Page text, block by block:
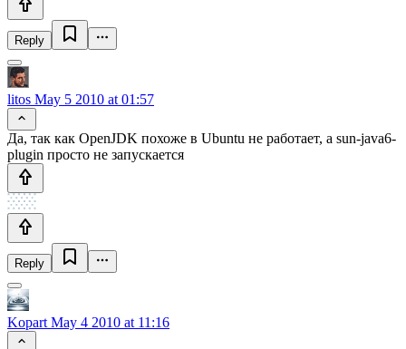
Reply
litos May 5 2010 at 01:57
Да, так как OpenJDK похоже в Ubuntu не работает, а sun-java6-
plugin просто не запускается
Reply
Kopart May 4 2010 at 11:16